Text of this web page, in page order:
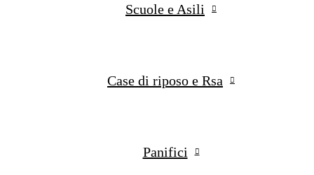
Scuole e Asili
Case di riposo e Rsa
Panifici